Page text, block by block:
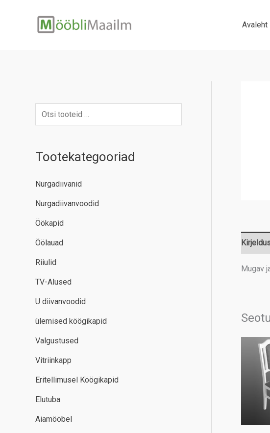
Avaleht
Tootekategooriad
Nurgadiivanid
Nurgadiivanvoodid
Öökapid
Öölauad
Riiulid
TV-Alused
U diivanvoodid
ülemised köögikapid
Valgustused
Vitriinkapp
Eritellimusel Köögikapid
Elutuba
Aiamööbel
Mugav